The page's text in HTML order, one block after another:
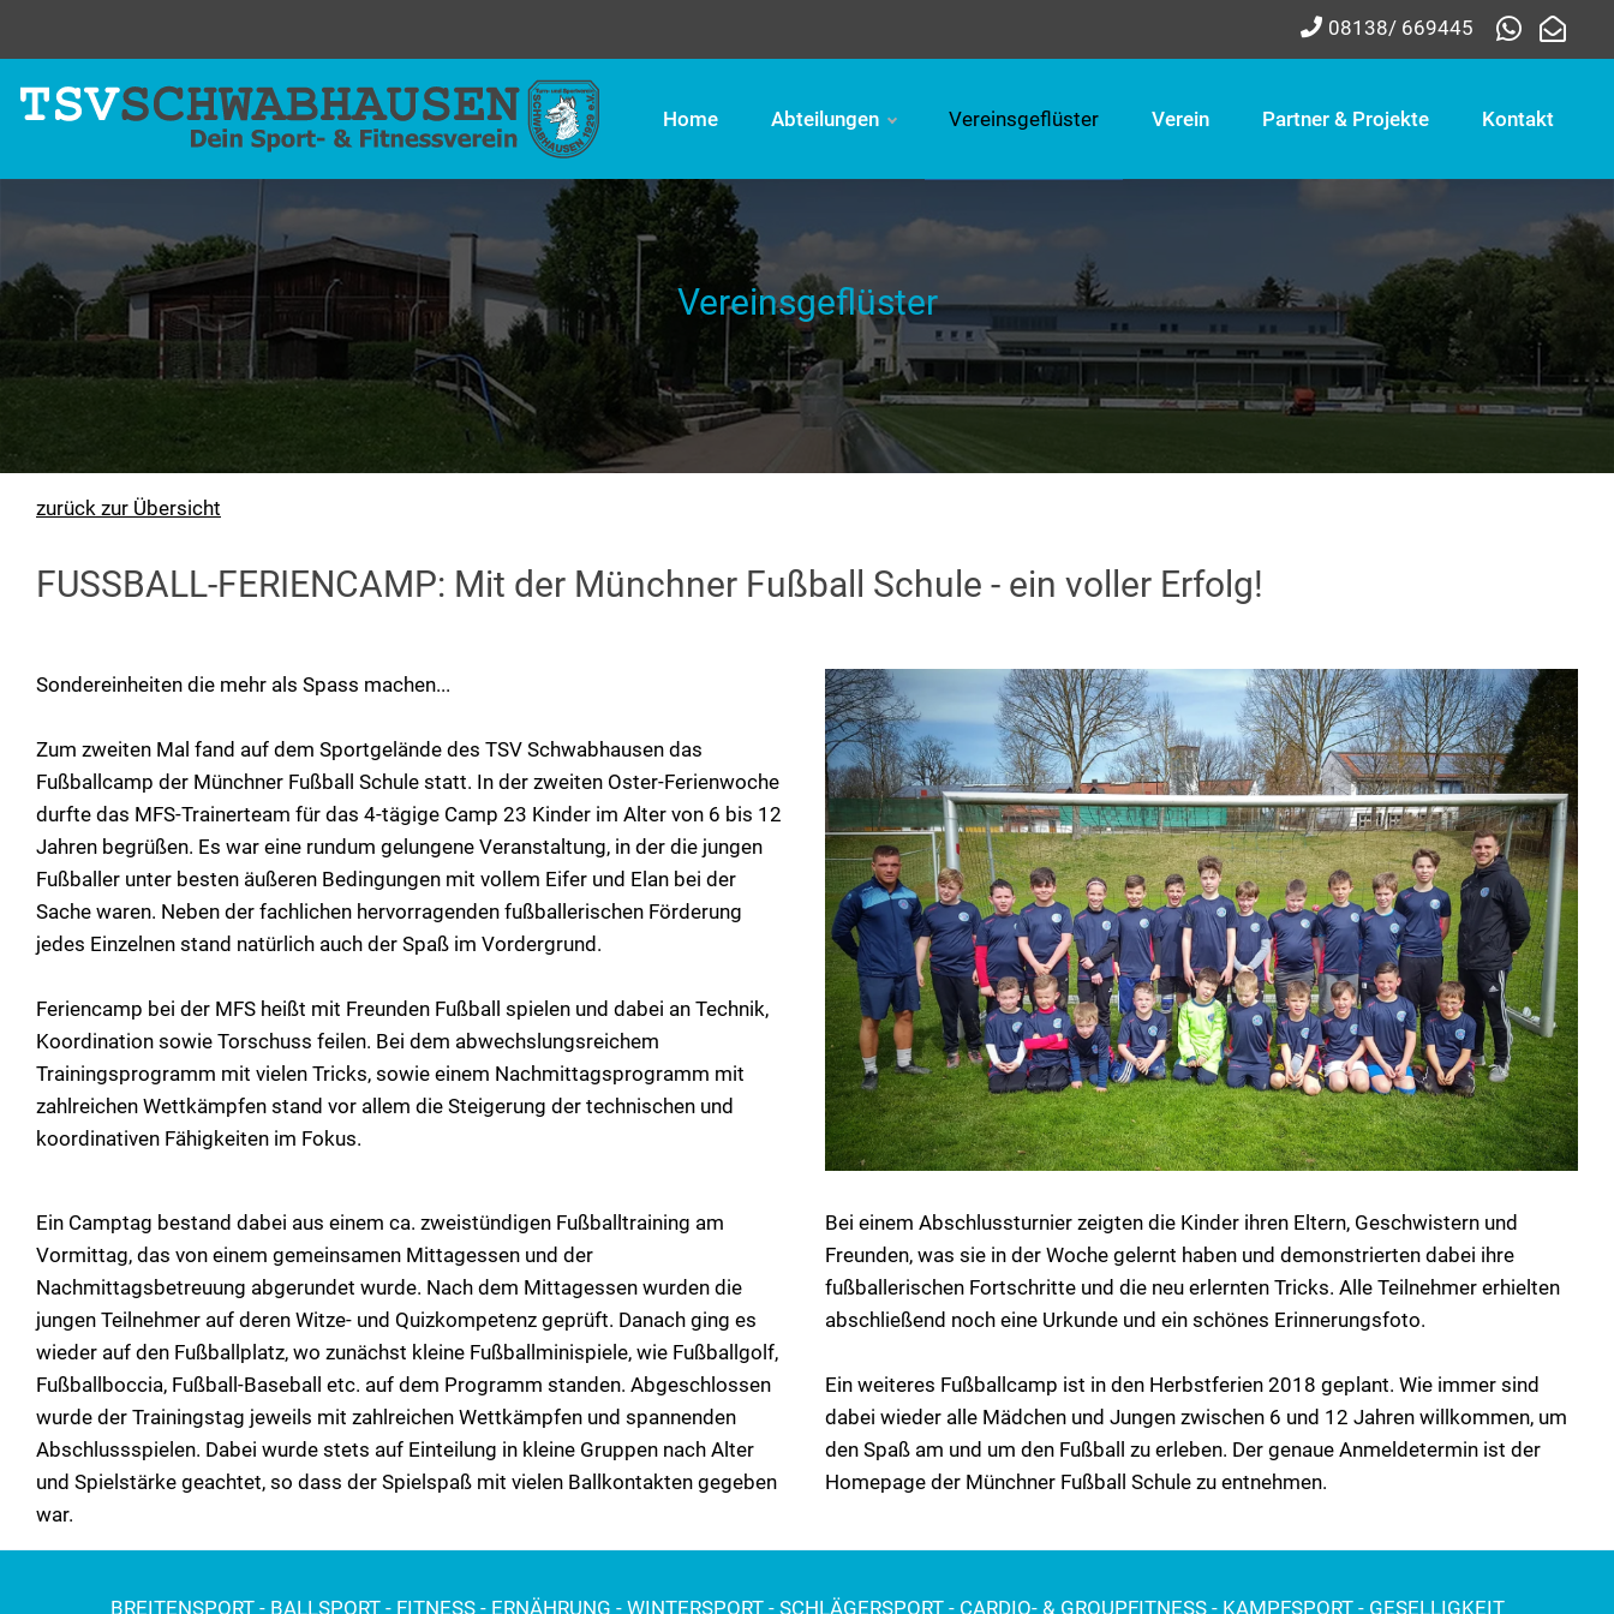
08138/ 669445
Home Abteilungen Vereinsgeflüster Verein Partner & Projekte Kontakt
Vereinsgeflüster
zurück zur Übersicht
FUSSBALL-FERIENCAMP: Mit der Münchner Fußball Schule - ein voller Erfolg!
Sondereinheiten die mehr als Spass machen...
Zum zweiten Mal fand auf dem Sportgelände des TSV Schwabhausen das
Fußballcamp der Münchner Fußball Schule statt. In der zweiten Oster-Ferienwoche
durfte das MFS-Trainerteam für das 4-tägige Camp 23 Kinder im Alter von 6 bis 12
Jahren begrüßen. Es war eine rundum gelungene Veranstaltung, in der die jungen
Fußballer unter besten äußeren Bedingungen mit vollem Eifer und Elan bei der
Sache waren. Neben der fachlichen hervorragenden fußballerischen Förderung
jedes Einzelnen stand natürlich auch der Spaß im Vordergrund.
Feriencamp bei der MFS heißt mit Freunden Fußball spielen und dabei an Technik,
Koordination sowie Torschuss feilen. Bei dem abwechslungsreichem
Trainingsprogramm mit vielen Tricks, sowie einem Nachmittagsprogramm mit
zahlreichen Wettkämpfen stand vor allem die Steigerung der technischen und
koordinativen Fähigkeiten im Fokus.
Ein Camptag bestand dabei aus einem ca. zweistündigen Fußballtraining am
Vormittag, das von einem gemeinsamen Mittagessen und der
Nachmittagsbetreuung abgerundet wurde. Nach dem Mittagessen wurden die
jungen Teilnehmer auf deren Witze- und Quizkompetenz geprüft. Danach ging es
wieder auf den Fußballplatz, wo zunächst kleine Fußballminispiele, wie Fußballgolf,
Fußballboccia, Fußball-Baseball etc. auf dem Programm standen. Abgeschlossen
wurde der Trainingstag jeweils mit zahlreichen Wettkämpfen und spannenden
Abschlussspielen. Dabei wurde stets auf Einteilung in kleine Gruppen nach Alter
und Spielstärke geachtet, so dass der Spielspaß mit vielen Ballkontakten gegeben
war.
Bei einem Abschlussturnier zeigten die Kinder ihren Eltern, Geschwistern und
Freunden, was sie in der Woche gelernt haben und demonstrierten dabei ihre
fußballerischen Fortschritte und die neu erlernten Tricks. Alle Teilnehmer erhielten
abschließend noch eine Urkunde und ein schönes Erinnerungsfoto.
Ein weiteres Fußballcamp ist in den Herbstferien 2018 geplant. Wie immer sind
dabei wieder alle Mädchen und Jungen zwischen 6 und 12 Jahren willkommen, um
den Spaß am und um den Fußball zu erleben. Der genaue Anmeldetermin ist der
Homepage der Münchner Fußball Schule zu entnehmen.
BREITENSPORT - BALLSPORT - FITNESS - ERNÄHRUNG - WINTERSPORT - SCHLÄGERSPORT - CARDIO- & GROUPFITNESS - KAMPFSPORT - GESELLIGKEIT